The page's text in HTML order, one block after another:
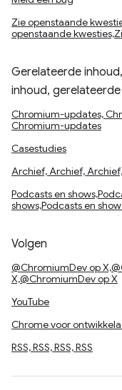
Zie openstaande
openstaande
Gerelateerde
inhoud,
Chromium-updates,
Chromium-updates
Casestudies
Archief, Archief,
Podcasts en
shows,Podcasts en
Volgen
@ChromiumDev op
X,@ChromiumDev op X
YouTube
Chrome voor
RSS, RSS, RSS, RSS